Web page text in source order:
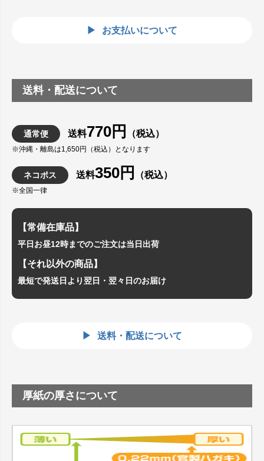
お支払いについて
送料・配送について
通常便 送料770円 （税込）
※沖縄・離島は1,650円（税込）となります
ネコポス 送料350円 （税込）
※全国一律
【常備在庫品】
平日お昼12時までのご注文は当日出荷
【それ以外の商品】
最短で発送日より翌日・翌々日のお届け
送料・配送について
厚紙の厚さについて